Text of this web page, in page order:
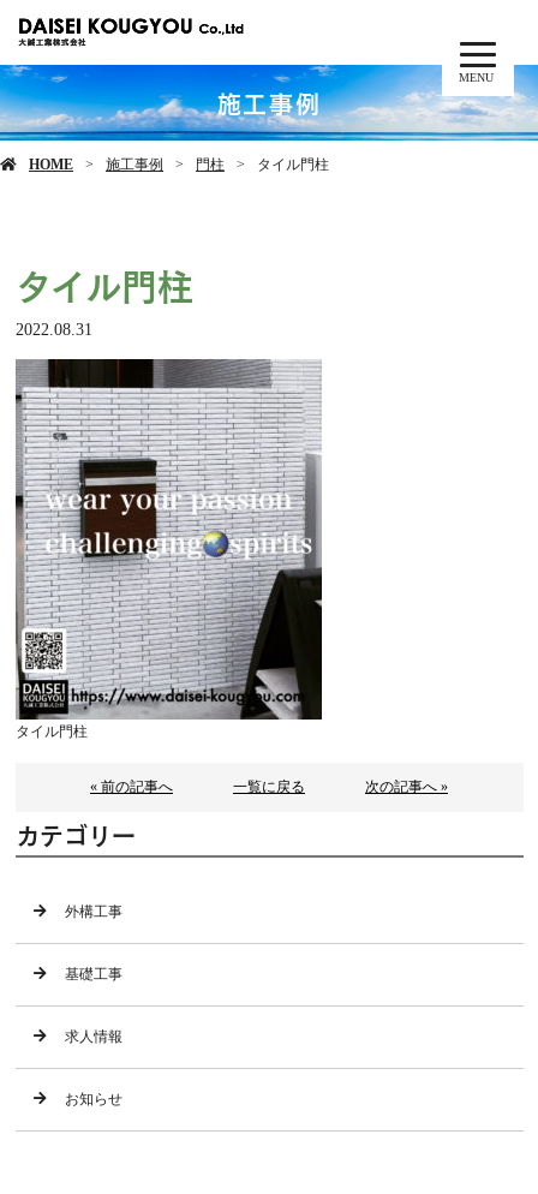
MENU
施工事例
HOME 施工事例 門柱 タイル門柱
タイル門柱
2022.08.31
タイル門柱
« 前の記事へ 一覧に戻る 次の記事へ »
カテゴリー
外構工事
基礎工事
求人情報
お知らせ